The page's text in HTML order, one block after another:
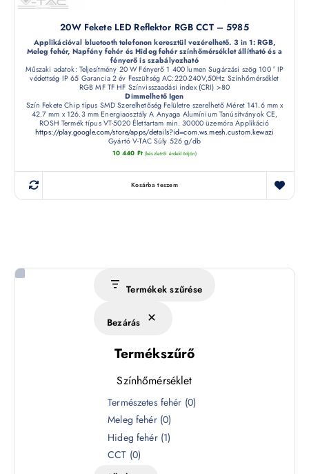
20W Fekete LED Reflektor RGB CCT – 5985
Applikációval bluetooth telefonon keresztül vezérelhető. 3 in 1: RGB,
Meleg fehér, Napfény fehér és Hideg fehér színhőmérséklet állítható és a
fényerő is szabályozható
Műszaki adatok: Teljesítmény 20 W Fényerő 1 400 lumen Sugárzási szög 100 ° IP
védettség IP 65 Garancia 2 év Feszültség AC:220-240V,50Hz Színhőmérséklet
RGB MF TF HF Színvisszaadási index (CRI) >80
Dimmelhető Igen
Szín Fekete Chip típus SMD Szerelhetőség Felületre szerelhető Méret 141.6 mm x
42.7 mm x 126.3 mm Energiaosztály A Anyaga Alumínium Tanúsítványok CE,
ROSH Termék típus VT-5020 Élettartam min. 30000 üzemóra Applikáció
https://play.google.com/store/apps/details?id=com.ws.mesh.custom.kewazi
Gyártó V-TAC Súly 526 g/db
10 440 Ft (készletről érdeklődjön)
Kosárba teszem
Termékek szűrése
Bezárás
Termékszűrő
Színhőmérséklet
Természetes fehér (0)
Meleg fehér (0)
Hideg fehér (1)
CCT (0)